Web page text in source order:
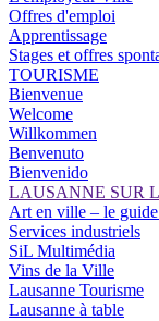
Offres d'emploi
Apprentissage
Stages et offres
TOURISME
Bienvenue
Welcome
Willkommen
Benvenuto
Bienvenido
LAUSANNE SUR
Art en ville – le
Services industriels
SiL Multimédia
Vins de la Ville
Lausanne Tourisme
Lausanne à table